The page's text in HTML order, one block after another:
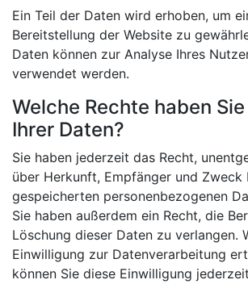
Ein Teil der Daten wird erhoben, um
Bereitstellung der Website zu
Daten können zur Analyse Ihres
verwendet werden.
Welche Rechte haben
Ihrer Daten?
Sie haben jederzeit das Recht,
über Herkunft, Empfänger und Zweck
gespeicherten personenbezogenen
Sie haben außerdem ein Recht, die
Löschung dieser Daten zu verlangen.
Einwilligung zur Datenverarbeitung
können Sie diese Einwilligung